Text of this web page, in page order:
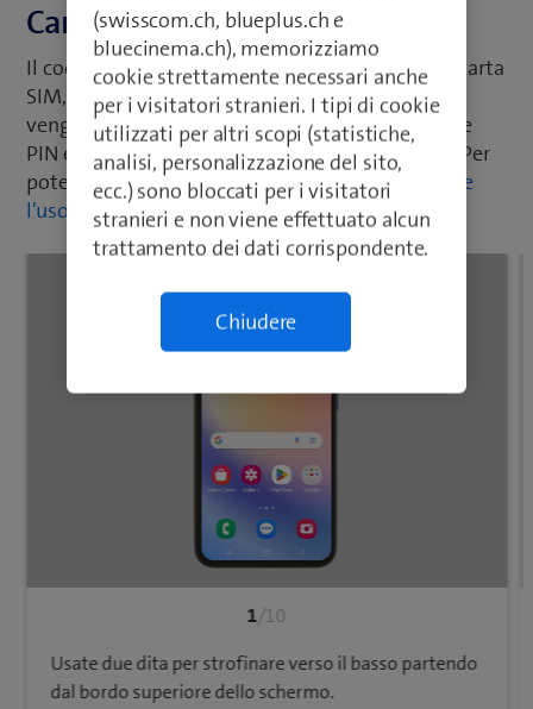
Cambiare il codice PIN
Il codice PIN impedisce che altri usino la vostra carta
SIM, per esempio nel caso che il vostro cellulare
venga derubato. Potete cambiare il vostro codice
PIN e scegliere un codice più facile da ricordare. Per
poter cambiare il codice PIN è necessario attivare
l'uso del codice PIN.
1 /10
Usate due dita per strofinare verso il basso partendo
dal bordo superiore dello schermo.
(swisscom.ch, blueplus.ch e
bluecinema.ch), memorizziamo
cookie strettamente necessari anche
per i visitatori stranieri. I tipi di cookie
utilizzati per altri scopi (statistiche,
analisi, personalizzazione del sito,
ecc.) sono bloccati per i visitatori
stranieri e non viene effettuato alcun
trattamento dei dati corrispondente.
Chiudere